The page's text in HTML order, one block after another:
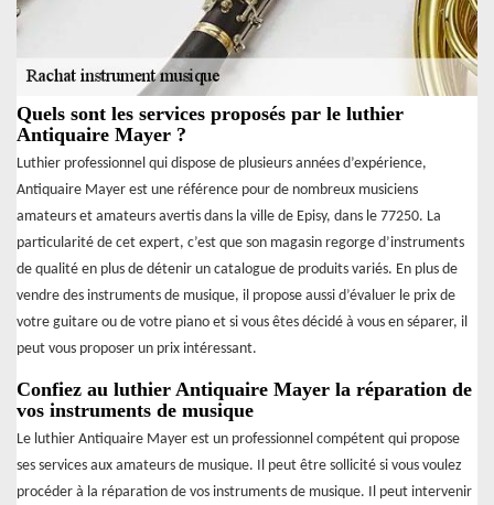
Quels sont les services proposés par le luthier
Antiquaire Mayer ?
Luthier professionnel qui dispose de plusieurs années d’expérience,
Antiquaire Mayer est une référence pour de nombreux musiciens
amateurs et amateurs avertis dans la ville de Episy, dans le 77250. La
particularité de cet expert, c’est que son magasin regorge d’instruments
de qualité en plus de détenir un catalogue de produits variés. En plus de
vendre des instruments de musique, il propose aussi d’évaluer le prix de
votre guitare ou de votre piano et si vous êtes décidé à vous en séparer, il
peut vous proposer un prix intéressant.
Confiez au luthier Antiquaire Mayer la réparation de
vos instruments de musique
Le luthier Antiquaire Mayer est un professionnel compétent qui propose
ses services aux amateurs de musique. Il peut être sollicité si vous voulez
procéder à la réparation de vos instruments de musique. Il peut intervenir